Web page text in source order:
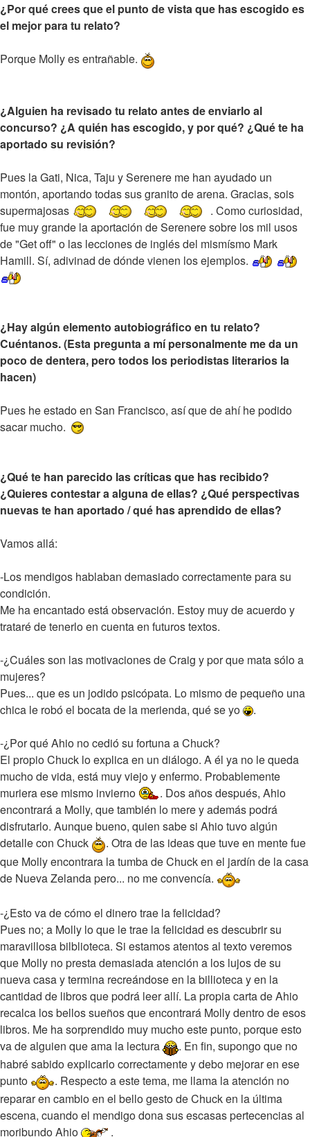
¿Por qué crees que el punto de vista que has escogido es
el mejor para tu relato?
Porque Molly es entrañable.
¿Alguien ha revisado tu relato antes de enviarlo al
concurso? ¿A quién has escogido, y por qué? ¿Qué te ha
aportado su revisión?
Pues la Gati, Nica, Taju y Serenere me han ayudado un
montón, aportando todas sus granito de arena. Gracias, sois
supermajosas
. Como curiosidad,
fue muy grande la aportación de Serenere sobre los mil usos
de "Get off" o las lecciones de inglés del mismísmo Mark
Hamill. Sí, adivinad de dónde vienen los ejemplos.
¿Hay algún elemento autobiográfico en tu relato?
Cuéntanos. (Esta pregunta a mí personalmente me da un
poco de dentera, pero todos los periodistas literarios la
hacen)
Pues he estado en San Francisco, así que de ahí he podido
sacar mucho.
¿Qué te han parecido las críticas que has recibido?
¿Quieres contestar a alguna de ellas? ¿Qué perspectivas
nuevas te han aportado / qué has aprendido de ellas?
Vamos allá:
-Los mendigos hablaban demasiado correctamente para su
condición.
Me ha encantado está observación. Estoy muy de acuerdo y
trataré de tenerlo en cuenta en futuros textos.
-¿Cuáles son las motivaciones de Craig y por que mata sólo a
mujeres?
Pues... que es un jodido psicópata. Lo mismo de pequeño una
chica le robó el bocata de la merienda, qué se yo
.
-¿Por qué Ahio no cedió su fortuna a Chuck?
El propio Chuck lo explica en un diálogo. A él ya no le queda
mucho de vida, está muy viejo y enfermo. Probablemente
muriera ese mismo invierno
. Dos años después, Ahio
encontrará a Molly, que también lo mere y además podrá
disfrutarlo. Aunque bueno, quien sabe si Ahio tuvo algún
detalle con Chuck
. Otra de las ideas que tuve en mente fue
que Molly encontrara la tumba de Chuck en el jardín de la casa
de Nueva Zelanda pero... no me convencía.
-¿Esto va de cómo el dinero trae la felicidad?
Pues no; a Molly lo que le trae la felicidad es descubrir su
maravillosa bilblioteca. Si estamos atentos al texto veremos
que Molly no presta demasiada atención a los lujos de su
nueva casa y termina recreándose en la billioteca y en la
cantidad de libros que podrá leer allí. La propia carta de Ahio
recalca los bellos sueños que encontrará Molly dentro de esos
libros. Me ha sorprendido muy mucho este punto, porque esto
va de alguien que ama la lectura
. En fin, supongo que no
habré sabido explicarlo correctamente y debo mejorar en ese
punto
. Respecto a este tema, me llama la atención no
reparar en cambio en el bello gesto de Chuck en la última
escena, cuando el mendigo dona sus escasas pertecencias al
moribundo Ahio
.